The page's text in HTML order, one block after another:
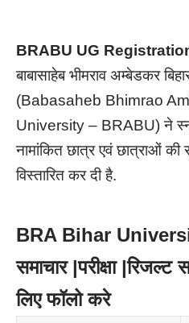
BRABU UG
बाबासाहेब भीमराव अम्बेडकर
(Babasaheb Bhimrao
University – BRABU) ने
नामांकित छात्र एवं छात्राओं की
विस्तारित कर दी है.
BRA Bihar
समाचार |परीक्षा
लिए फॉलो करे